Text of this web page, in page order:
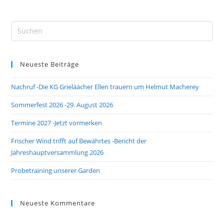
Neueste Beiträge
Nachruf -Die KG Grieläächer Ellen trauern um Helmut Macherey
Sommerfest 2026 -29. August 2026
Termine 2027 -Jetzt vormerken
Frischer Wind trifft auf Bewährtes -Bericht der
Jahreshauptversammlung 2026
Probetraining unserer Garden
Neueste Kommentare